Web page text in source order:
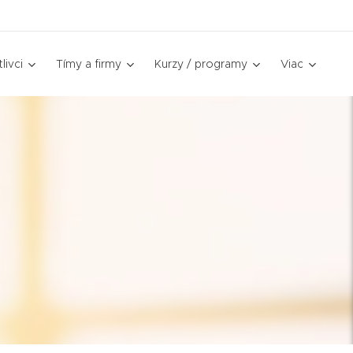
Tímy a firmy Kurzy / programy Viac